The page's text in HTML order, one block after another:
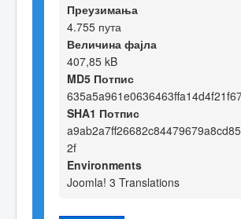
Преузимања
4.755 пута
Величина фајла
407,85 kB
MD5 Потпис
SHA1 Потпис
2f
Environments
Joomla! 3 Translations